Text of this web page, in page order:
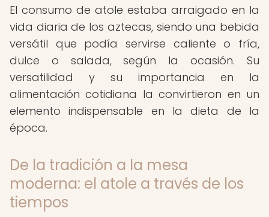
El consumo de atole estaba arraigado en la
vida diaria de los aztecas, siendo una bebida
versátil que podía servirse caliente o fría,
dulce o salada, según la ocasión. Su
versatilidad y su importancia en la
alimentación cotidiana la convirtieron en un
elemento indispensable en la dieta de la
época.
De la tradición a la mesa
moderna: el atole a través de los
tiempos